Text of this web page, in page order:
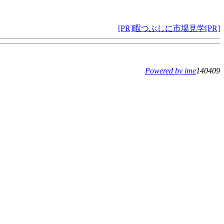
[PR]暇つぶしに市場見学[PR]
Powered by ime140409